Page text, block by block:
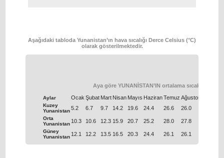
Aşağıdaki tabloda Yunanistan’ın hava sıcalığı Derce Celsius (°C)
olarak gösterilmektedir.
Aya göre YUNANİSTAN’IN ortalama sıcaklığı
Aylar Ocak Şubat Μart Nisan Μayıs HaziranTemuz Ağustos
Kuzey
Yunanistan 5.2 6.7 9.7 14.2 19.6 24.4 26.6 26.0
Orta
Yunanistan 10.3 10.6 12.3 15.9 20.7 25.2 28.0 27.8
Güney
Yunanistan 12.1 12.2 13.5 16.5 20.3 24.4 26.1 26.1